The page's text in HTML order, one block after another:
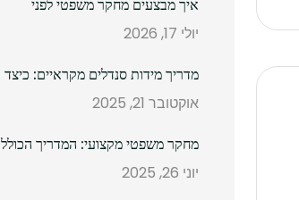
איך מבצעים מחקר משפטי לפני
יולי 17, 2026
מדריך מידות סנדלים מקראיים: כיצד
אוקטובר 21, 2025
מחקר משפטי מקצועי: המדריך הכולל
יוני 26, 2025